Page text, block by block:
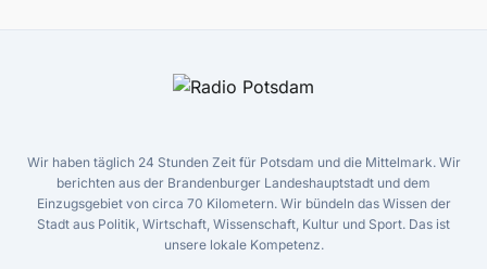
Wir haben täglich 24 Stunden Zeit für Potsdam und die Mittelmark. Wir
berichten aus der Brandenburger Landeshauptstadt und dem
Einzugsgebiet von circa 70 Kilometern. Wir bündeln das Wissen der
Stadt aus Politik, Wirtschaft, Wissenschaft, Kultur und Sport. Das ist
unsere lokale Kompetenz.